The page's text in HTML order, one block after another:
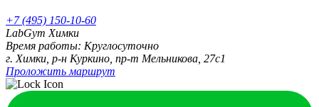
+7 (495) 150-10-60
LabGym Химки
Время работы: Круглосуточно
г. Химки, р-н Куркино, пр-т Мельникова, 27c1
Проложить маршрут